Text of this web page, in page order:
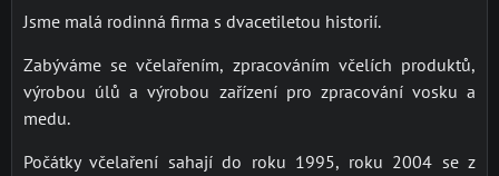
Jsme malá rodinná firma s dvacetiletou historií.
Zabýváme se včelařením, zpracováním včelích produktů,
výrobou úlů a výrobou zařízení pro zpracování vosku a
medu.
Počátky včelaření sahají do roku 1995, roku 2004 se z